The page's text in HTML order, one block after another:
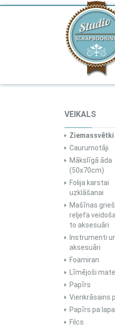
VEIKALS
Ziemassvētki
Caurumotāji
Mākslīgā āda
(50x70cm)
Folija karstai
uzklāšanai
Mašīnas
reljefa
to aksesuāri
Instrumenti
aksesuāri
Foamiran
Līmējoši
Papīrs
Vienkrāsains
Papīrs pa
Filcs